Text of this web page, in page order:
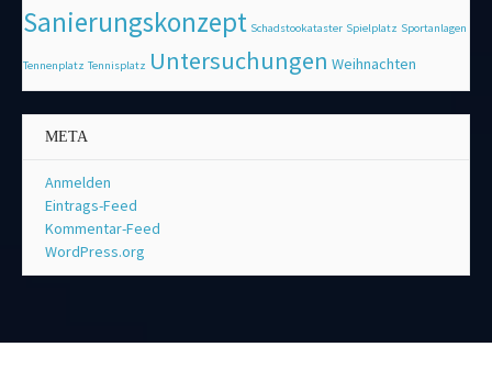
Sanierungskonzept Schadstookataster Spielplatz Sportanlagen
Tennenplatz Tennisplatz Untersuchungen Weihnachten
META
Anmelden
Eintrags-Feed
Kommentar-Feed
WordPress.org